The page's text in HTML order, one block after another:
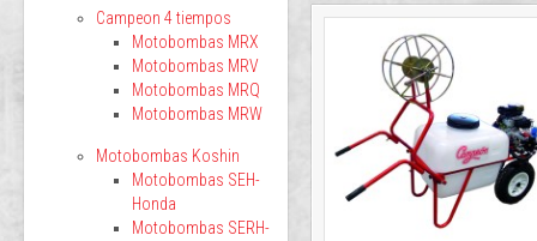
Campeon 4 tiempos
Motobombas MRX
Motobombas MRV
Motobombas MRQ
Motobombas MRW
Motobombas Koshin
Motobombas SEH-
Honda
Motobombas SERH-